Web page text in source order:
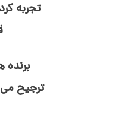
تجربه
برنده⁯
ترجیح می⁯